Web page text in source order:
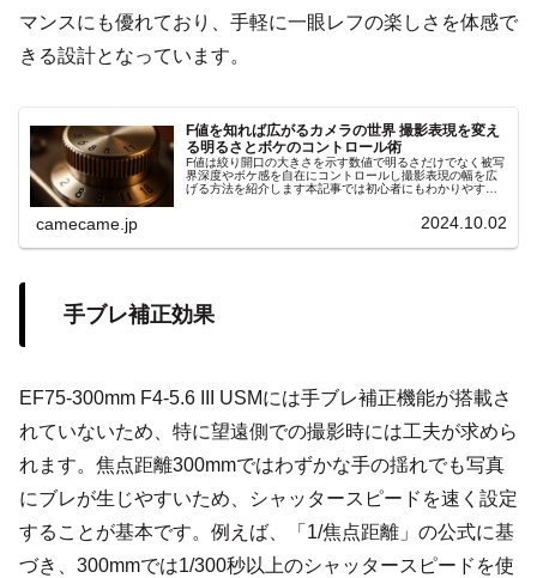
マンスにも優れており、手軽に一眼レフの楽しさを体感で
きる設計となっています。
F値を知れば広がるカメラの世界 撮影表現を変え
る明るさとボケのコントロール術
F値は絞り開口の大きさを示す数値で明るさだけでなく被写
界深度やボケ感を自在にコントロールし撮影表現の幅を広
げる方法を紹介します本記事では初心者にもわかりやすい
camecame.jp 2024.10.02
手ブレ補正効果
EF75-300mm F4-5.6 III USMには手ブレ補正機能が搭載さ
れていないため、特に望遠側での撮影時には工夫が求めら
れます。焦点距離300mmではわずかな手の揺れでも写真
にブレが生じやすいため、シャッタースピードを速く設定
することが基本です。例えば、「1/焦点距離」の公式に基
づき、300mmでは1/300秒以上のシャッタースピードを使